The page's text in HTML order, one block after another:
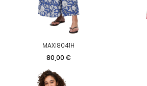
MAXI8041H
Prix
80,00 €